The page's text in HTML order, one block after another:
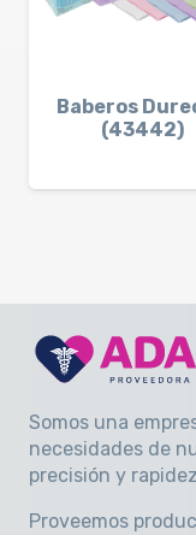
Baberos
(43442)
Somos una
necesidades de
precisión y rapidez
Proveemos